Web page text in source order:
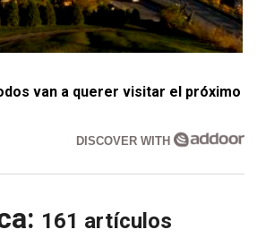
van a querer visitar el próximo
DISCOVER WITH
161 artículos